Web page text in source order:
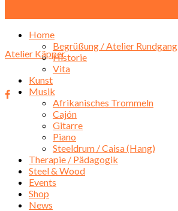
Atelier Käpper
Home
Begrüßung / Atelier Rundgang
Historie
Vita
Kunst
Musik
Afrikanisches Trommeln
Cajón
Gitarre
Piano
Steeldrum / Caisa (Hang)
Therapie / Pädagogik
Steel & Wood
Events
Shop
News